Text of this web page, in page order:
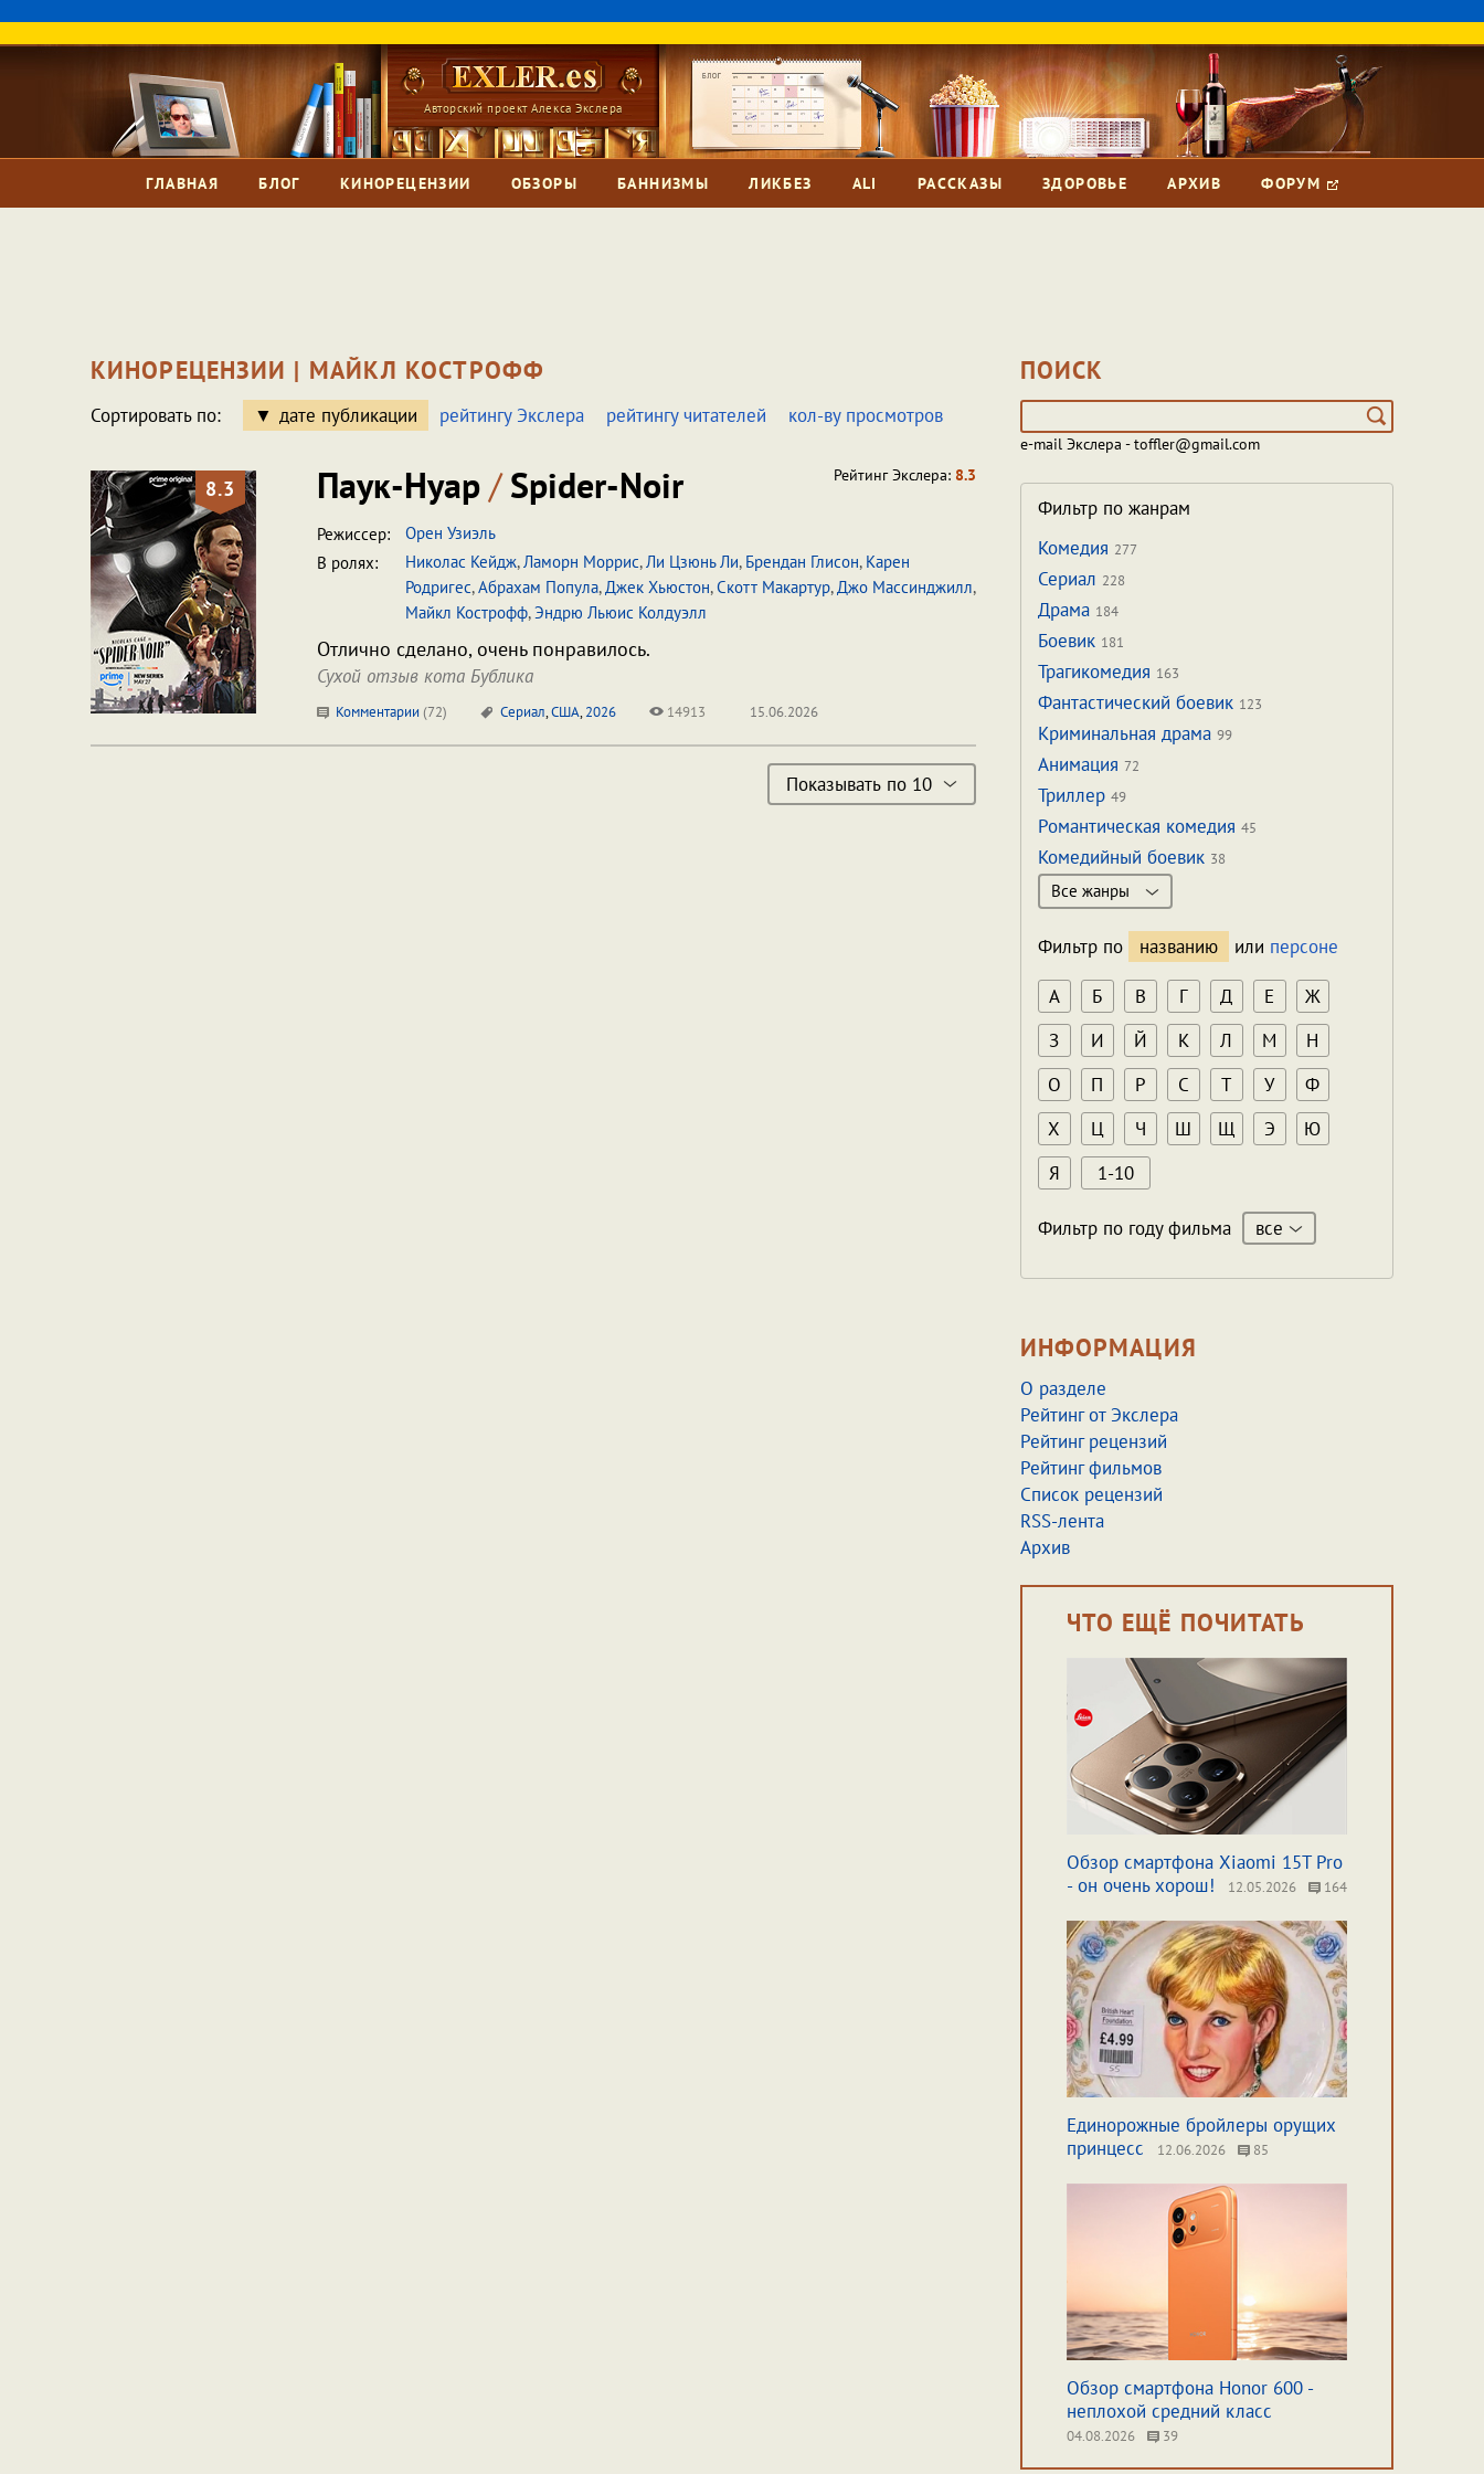
Авторский проект Алекса Экслера
ГЛАВНАЯ БЛОГ КИНОРЕЦЕНЗИИ ОБЗОРЫ БАННИЗМЫ ЛИКБЕЗ ALI РАССКАЗЫ ЗДОРОВЬЕ АРХИВ ФОРУМ
КИНОРЕЦЕНЗИИ | МАЙКЛ КОСТРОФФ
Сортировать по: дате публикации рейтингу Экслера рейтингу читателей кол-ву просмотров
8.3 Паук-Нуар/Spider-Noir Рейтинг Экслера: 8.3
Режиссер:
Орен Узиэль
В ролях:
Николас Кейдж,Ламорн Моррис,Ли Цзюнь Ли, Брендан Глисон, Карен
Родригес,Абрахам Попула,Джек Хьюстон,Скотт Макартур,Джо Массинджилл,
Майкл Кострофф,Эндрю Льюис Колдуэлл
Отлично сделано, очень понравилось.
Сухой отзыв кота Бублика
Комментарии (72) Сериал,США,2026 14913 15.06.2026
Показывать по 10
ПОИСК
e-mail Экслера - toffler@gmail.com
Фильтр по жанрам
Комедия 277
Сериал 228
Драма 184
Боевик 181
Трагикомедия 163
Фантастический боевик 123
Криминальная драма 99
Анимация 72
Триллер 49
Романтическая комедия 45
Комедийный боевик 38
Все жанры
Фильтр по названию или персоне
А Б В Г Д Е
Ж
З
И Й К Л М
Н
О
П Р С Т У
Ф
Х
Ц Ч Ш Щ Э
Ю
Я
1-10
Фильтр по году фильма все
ИНФОРМАЦИЯ
О разделе
Рейтинг от Экслера
Рейтинг рецензий
Рейтинг фильмов
Список рецензий
RSS-лента
Архив
ЧТО ЕЩЁ ПОЧИТАТЬ
Обзор смартфона Xiaomi 15T Pro
- он очень хорош!
12.05.2026 164
Единорожные бройлеры орущих
принцесс
12.06.2026 85
Обзор смартфона Honor 600 -
неплохой средний класс
04.08.2026 39